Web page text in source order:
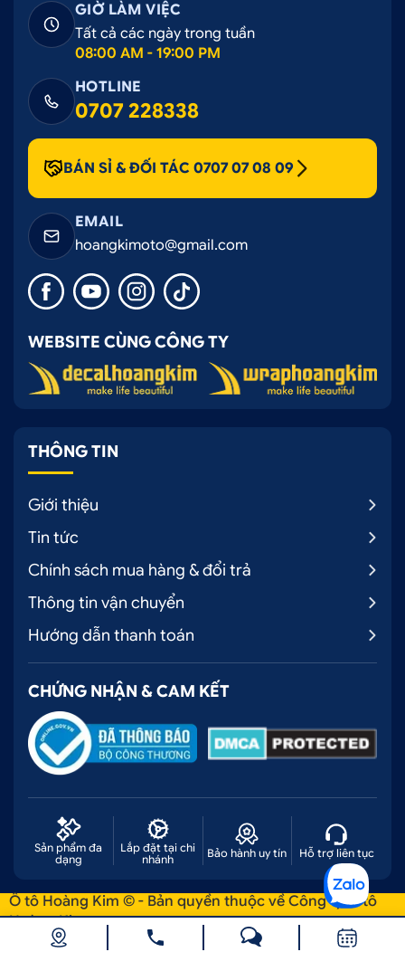
GIỜ LÀM VIỆC
Tất cả các ngày trong tuần
08:00 AM - 19:00 PM
HOTLINE
0707 228338
BÁN SỈ & ĐỐI TÁC 0707 07 08 09
EMAIL
hoangkimoto@gmail.com
WEBSITE CÙNG CÔNG TY
THÔNG TIN
Giới thiệu
Tin tức
Chính sách mua hàng & đổi trả
Thông tin vận chuyển
Hướng dẫn thanh toán
CHỨNG NHẬN & CAM KẾT
Sản phẩm đa
dạng
Lắp đặt tại chi
nhánh
Bảo hành uy tín Hỗ trợ liên tục
Ô tô Hoàng Kim © - Bản quyền thuộc về Công ty Ô tô
Hoàng Kim